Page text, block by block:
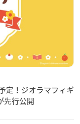
定！ジオラマフィギ
先行公開